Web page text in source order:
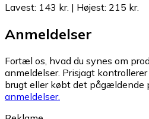
Lavest: 143 kr. | Højest: 215 kr.
Anmeldelser
Fortæl os, hvad du synes om
anmeldelser. Prisjagt
brugt eller købt det pågældende
anmeldelser.